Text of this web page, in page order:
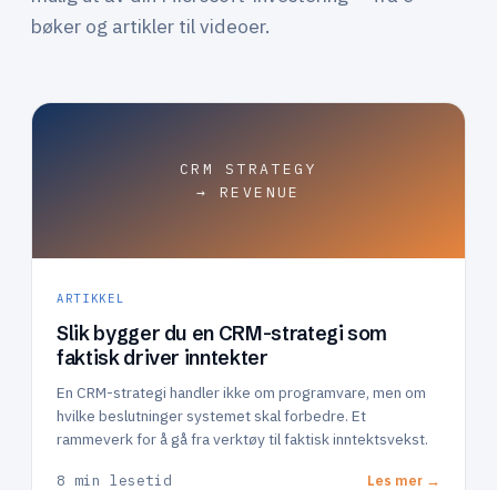
bøker og artikler til videoer.
CRM STRATEGY
→ REVENUE
ARTIKKEL
Slik bygger du en CRM-strategi som
faktisk driver inntekter
En CRM-strategi handler ikke om programvare, men om
hvilke beslutninger systemet skal forbedre. Et
rammeverk for å gå fra verktøy til faktisk inntektsvekst.
8 min lesetid Les mer →